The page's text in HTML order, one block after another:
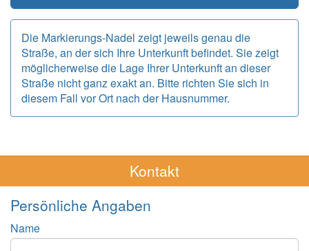
Die Markierungs-Nadel zeigt jeweils genau die
Straße, an der sich Ihre Unterkunft befindet. Sie zeigt
möglicherweise die Lage Ihrer Unterkunft an dieser
Straße nicht ganz exakt an. Bitte richten Sie sich in
diesem Fall vor Ort nach der Hausnummer.
Kontakt
Persönliche Angaben
Name